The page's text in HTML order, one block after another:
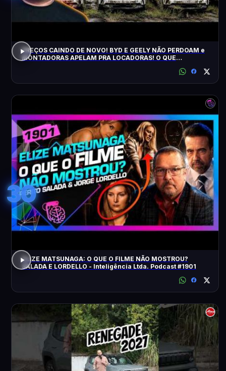
PREÇOS CAINDO DE NOVO! BYD E GEELY NÃO PERDOAM e
MONTADORAS APELAM PRA LOCADORAS! O QUE
30
ELIZE MATSUNAGA: O QUE O FILME NÃO MOSTROU?
SALADA E LORDELLO - Inteligência Ltda. Podcast #1901